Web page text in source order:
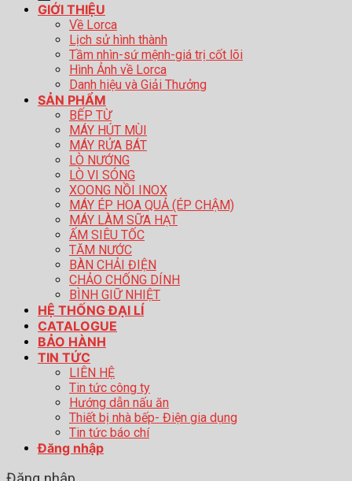
GIỚI THIỆU
Về Lorca
Lịch sử hình thành
Tầm nhìn-sứ mệnh-giá trị cốt lõi
Hình Ảnh về Lorca
Danh hiệu và Giải Thưởng
SẢN PHẨM
BẾP TỪ
MÁY HÚT MÙI
MÁY RỬA BÁT
LÒ NƯỚNG
LÒ VI SÓNG
XOONG NỒI INOX
MÁY ÉP HOA QUẢ (ÉP CHẬM)
MÁY LÀM SỮA HẠT
ẤM SIÊU TỐC
TĂM NƯỚC
BÀN CHẢI ĐIỆN
CHẢO CHỐNG DÍNH
BÌNH GIỮ NHIỆT
HỆ THỐNG ĐẠI LÍ
CATALOGUE
BẢO HÀNH
TIN TỨC
LIÊN HỆ
Tin tức công ty
Hướng dẫn nấu ăn
Thiết bị nhà bếp- Điện gia dụng
Tin tức báo chí
Đăng nhập